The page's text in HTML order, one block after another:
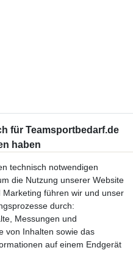
technisch notwendigen
die Nutzung unserer Website
führen wir und unser
durch:
Messungen und
von Inhalten sowie das
auf einem Endgerät